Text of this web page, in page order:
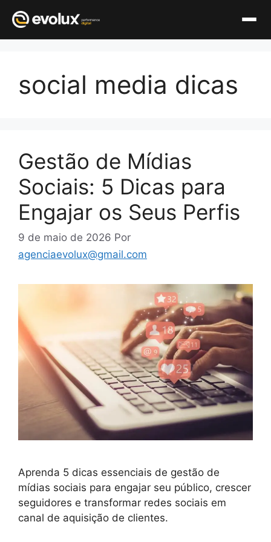
conteúdo
social media dicas
Gestão de Mídias
Sociais: 5 Dicas para
Engajar os Seus Perfis
9 de maio de 2026 Por
agenciaevolux@gmail.com
Aprenda 5 dicas essenciais de gestão de
mídias sociais para engajar seu público, crescer
seguidores e transformar redes sociais em
canal de aquisição de clientes.